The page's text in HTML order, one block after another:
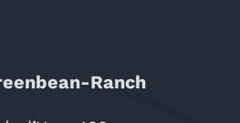
Ranch